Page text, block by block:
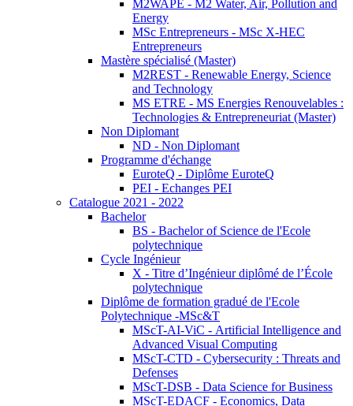
M2WAPE - M2 Water, Air, Pollution and
Energy
MSc Entrepreneurs - MSc X-HEC
Entrepreneurs
Mastère spécialisé (Master)
M2REST - Renewable Energy, Science
and Technology
MS ETRE - MS Energies Renouvelables :
Technologies & Entrepreneuriat (Master)
Non Diplomant
ND - Non Diplomant
Programme d'échange
EuroteQ - Diplôme EuroteQ
PEI - Echanges PEI
Catalogue 2021 - 2022
Bachelor
BS - Bachelor of Science de l'Ecole
polytechnique
Cycle Ingénieur
X - Titre d’Ingénieur diplômé de l’École
polytechnique
Diplôme de formation gradué de l'Ecole
Polytechnique -MSc&T
MScT-AI-ViC - Artificial Intelligence and
Advanced Visual Computing
MScT-CTD - Cybersecurity : Threats and
Defenses
MScT-DSB - Data Science for Business
MScT-EDACF - Economics, Data